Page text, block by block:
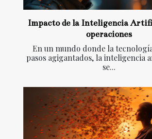
Impacto de la Inteligencia
operaciones
En un mundo donde la
pasos agigantados, la inteligencia
se...